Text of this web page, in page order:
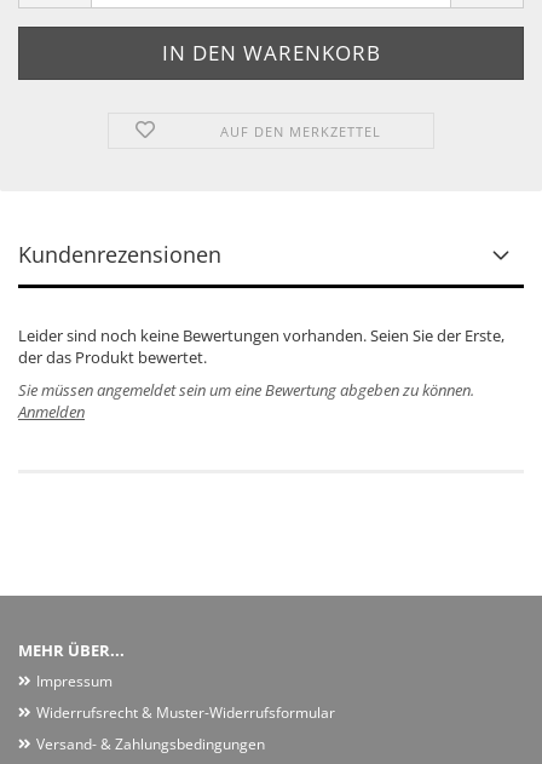
AUF DEN MERKZETTEL
Kundenrezensionen
Leider sind noch keine Bewertungen vorhanden. Seien Sie der Erste,
der das Produkt bewertet.
Sie müssen angemeldet sein um eine Bewertung abgeben zu können.
Anmelden
MEHR ÜBER...
Impressum
Widerrufsrecht & Muster-Widerrufsformular
Versand- & Zahlungsbedingungen